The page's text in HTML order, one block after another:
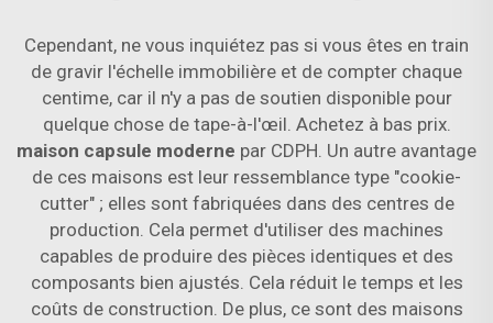
Cependant, ne vous inquiétez pas si vous êtes en train
de gravir l'échelle immobilière et de compter chaque
centime, car il n'y a pas de soutien disponible pour
quelque chose de tape-à-l'œil. Achetez à bas prix.
maison capsule moderne par CDPH. Un autre avantage
de ces maisons est leur ressemblance type "cookie-
cutter" ; elles sont fabriquées dans des centres de
production. Cela permet d'utiliser des machines
capables de produire des pièces identiques et des
composants bien ajustés. Cela réduit le temps et les
coûts de construction. De plus, ce sont des maisons